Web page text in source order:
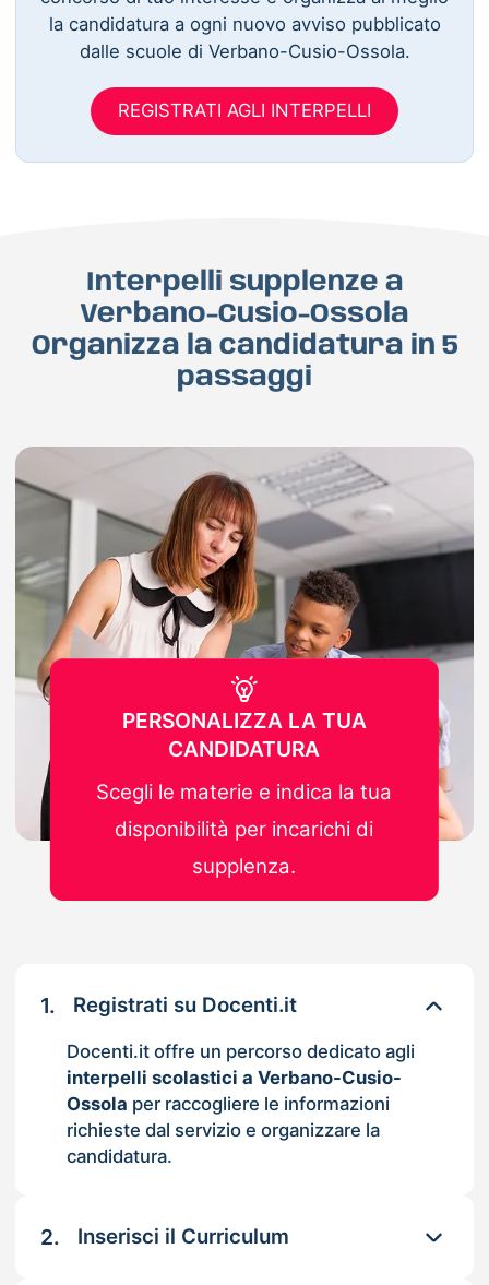
la candidatura a ogni nuovo avviso pubblicato
dalle scuole di Verbano-Cusio-Ossola.
REGISTRATI AGLI INTERPELLI
Interpelli supplenze a
Verbano-Cusio-Ossola
Organizza la candidatura in 5
passaggi
1. Registrati su Docenti.it
Docenti.it offre un percorso dedicato agli
interpelli scolastici a Verbano-Cusio-
Ossola per raccogliere le informazioni
richieste dal servizio e organizzare la
candidatura.
2. Inserisci il Curriculum
PERSONALIZZA LA TUA
CANDIDATURA
Scegli le materie e indica la tua
disponibilità per incarichi di
supplenza.